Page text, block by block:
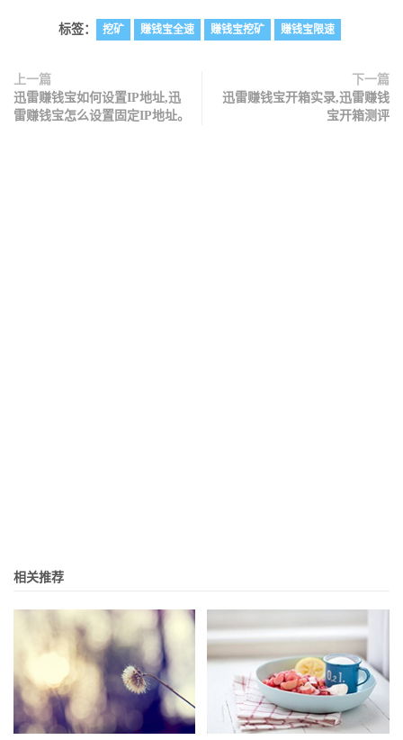
标签： 挖矿 赚钱宝全速 赚钱宝挖矿 赚钱宝限速
上一篇
迅雷赚钱宝如何设置IP地址,迅
雷赚钱宝怎么设置固定IP地址。
下一篇
迅雷赚钱宝开箱实录,迅雷赚钱
宝开箱测评
相关推荐